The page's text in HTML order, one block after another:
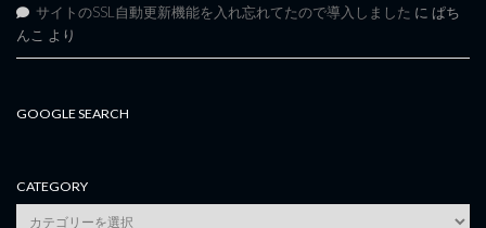
サイトのSSL自動更新機能を入れ忘れてたので導入しました に ぱち
んこ より
GOOGLE SEARCH
CATEGORY
category